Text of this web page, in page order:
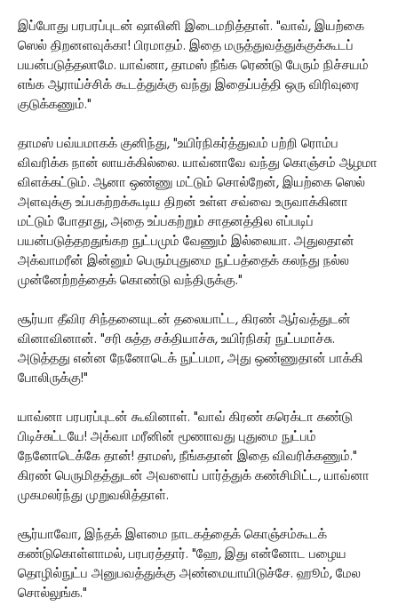
இப்போது பரபரப்புடன் ஷாலினி இடைமறித்தாள். "வாவ், இயற்கை
ஸெல் திறனளவுக்கா! பிரமாதம். இதை மருத்துவத்துக்குக்கூடப்
பயன்படுத்தலாமே. யாவ்னா, தாமஸ் நீங்க ரெண்டு பேரும் நிச்சயம்
எங்க ஆராய்ச்சிக் கூடத்துக்கு வந்து இதைப்பத்தி ஒரு விரிவுரை
குடுக்கணும்."
தாமஸ் பவ்யமாகக் குனிந்து, "உயிர்நிகர்த்துவம் பற்றி ரொம்ப
விவரிக்க நான் லாயக்கில்லை. யாவ்னாவே வந்து கொஞ்சம் ஆழமா
விளக்கட்டும். ஆனா ஒண்ணு மட்டும் சொல்றேன், இயற்கை ஸெல்
அளவுக்கு உப்பகற்றக்கூடிய திறன் உள்ள சவ்வை உருவாக்கினா
மட்டும் போதாது, அதை உப்பகற்றும் சாதனத்தில எப்படிப்
பயன்படுத்தறதுங்கற நுட்பமும் வேணும் இல்லையா. அதுலதான்
அக்வாமரீன் இன்னும் பெரும்புதுமை நுட்பத்தைக் கலந்து நல்ல
முன்னேற்றத்தைக் கொண்டு வந்திருக்கு."
சூர்யா தீவிர சிந்தனையுடன் தலையாட்ட, கிரண் ஆர்வத்துடன்
வினாவினான். "சரி சுத்த சக்தியாச்சு, உயிர்நிகர் நுட்பமாச்சு.
அடுத்தது என்ன நேனோடெக் நுட்பமா, அது ஒண்ணுதான் பாக்கி
போலிருக்கு!"
யாவ்னா பரபரப்புடன் கூவினாள். "வாவ் கிரண் கரெக்டா கண்டு
பிடிச்சுட்டயே! அக்வா மரீனின் மூணாவது புதுமை நுட்பம்
நேனோடெக்கே தான்! தாமஸ், நீங்கதான் இதை விவரிக்கணும்."
கிரண் பெருமிதத்துடன் அவளைப் பார்த்துக் கண்சிமிட்ட, யாவ்னா
முகமலர்ந்து முறுவலித்தாள்.
சூர்யாவோ, இந்தக் இளமை நாடகத்தைக் கொஞ்சம்கூடக்
கண்டுகொள்ளாமல், பரபரத்தார். "ஹே, இது என்னோட பழைய
தொழில்நுட்ப அனுபவத்துக்கு அண்மையாயிடுச்சே. ஹூம், மேல
சொல்லுங்க."